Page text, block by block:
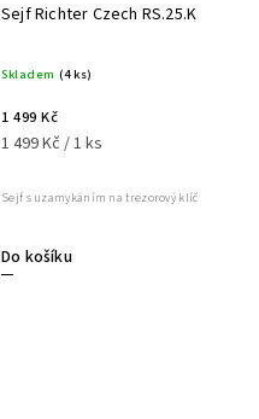
Sejf Richter Czech RS.25.K
Skladem (4 ks)
1 499 Kč
1 499 Kč / 1 ks
Do košíku
Sejf s uzamykáním na trezorový klíč